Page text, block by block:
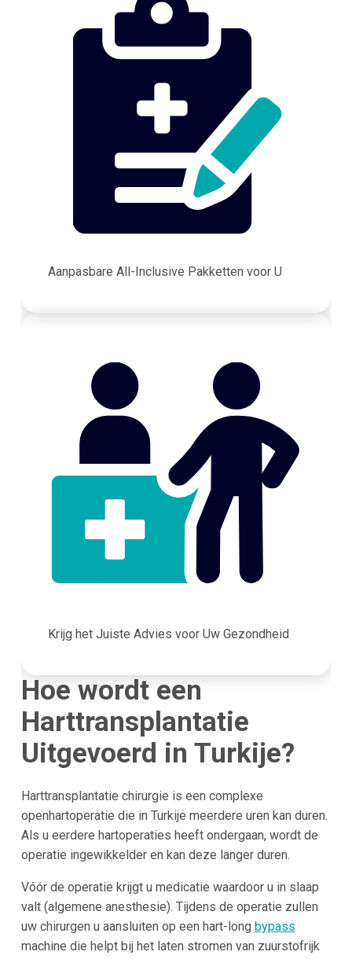
Aanpasbare All-Inclusive Pakketten voor U
Krijg het Juiste Advies voor Uw Gezondheid
Hoe wordt een
Harttransplantatie
Uitgevoerd in Turkije?
Harttransplantatie chirurgie is een complexe
openhartoperatie die in Turkije meerdere uren kan duren.
Als u eerdere hartoperaties heeft ondergaan, wordt de
operatie ingewikkelder en kan deze langer duren.
Vóór de operatie krijgt u medicatie waardoor u in slaap
valt (algemene anesthesie). Tijdens de operatie zullen
uw chirurgen u aansluiten op een hart-long bypass
machine die helpt bij het laten stromen van zuurstofrijk